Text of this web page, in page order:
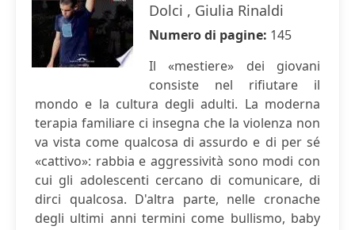
Dolci , Giulia Rinaldi
Numero di pagine: 145
Il «mestiere» dei giovani
consiste nel rifiutare il
mondo e la cultura degli adulti. La moderna
terapia familiare ci insegna che la violenza non
va vista come qualcosa di assurdo e di per sé
«cattivo»: rabbia e aggressività sono modi con
cui gli adolescenti cercano di comunicare, di
dirci qualcosa. D'altra parte, nelle cronache
degli ultimi anni termini come bullismo, baby